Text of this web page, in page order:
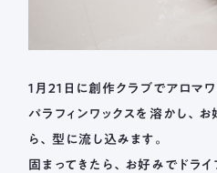
１月２１日に創作クラブでアロマ
パラフィンワックスを溶かし、
ら、型に流し込みます。
固まってきたら、お好みでドラ